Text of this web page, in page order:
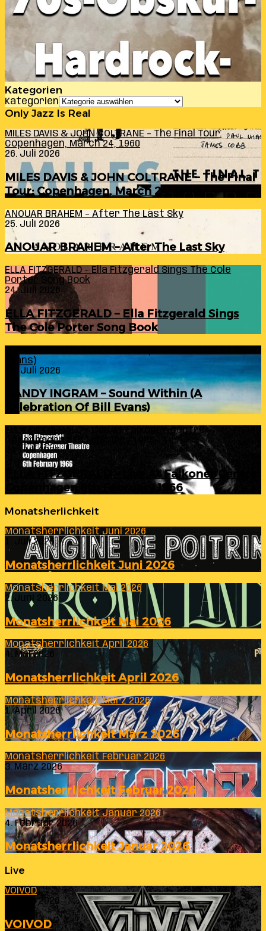
Kategorien
Kategorien
Only Jazz Is Real
MILES DAVIS & JOHN COLTRANE – The Final Tour:
Copenhagen, March 24, 1960
26. Juli 2026
MILES DAVIS & JOHN COLTRANE – The Final
Tour: Copenhagen, March 24, 1960
ANOUAR BRAHEM – After The Last Sky
25. Juli 2026
ANOUAR BRAHEM – After The Last Sky
ELLA FITZGERALD – Ella Fitzgerald Sings The Cole
Porter Song Book
24. Juli 2026
ELLA FITZGERALD – Ella Fitzgerald Sings
The Cole Porter Song Book
Evans)
24. Juli 2026
RANDY INGRAM – Sound Within (A
Celebration Of Bill Evans)
ELLA FITZGERALD – Live At Falkoner Centre
Copenhagen 6th February 1966
23. Juli 2026
ELLA FITZGERALD – Live At Falkoner Centre
Copenhagen 6th February 1966
Monatsherlichkeit
Monatsherrlichkeit Juni 2026
1. Juli 2026
Monatsherrlichkeit Juni 2026
Monatsherrlichkeit Mai 2026
2. Juni 2026
Monatsherrlichkeit Mai 2026
Monatsherrlichkeit April 2026
4. Mai 2026
Monatsherrlichkeit April 2026
Monatsherrlichkeit März 2026
1. April 2026
Monatsherrlichkeit März 2026
Monatsherrlichkeit Februar 2026
3. März 2026
Monatsherrlichkeit Februar 2026
Monatsherrlichkeit Januar 2026
4. Februar 2026
Monatsherrlichkeit Januar 2026
Live
VOIVOD
23. Juli 2026
VOIVOD